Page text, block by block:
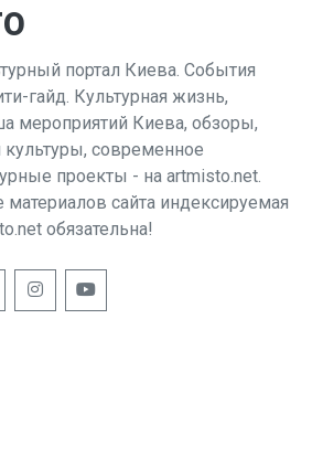
портал Киева. События
гайд. Культурная жизнь,
мероприятий Киева, обзоры,
современное
проекты - на artmisto.net.
материалов сайта индексируемая
обязательна!